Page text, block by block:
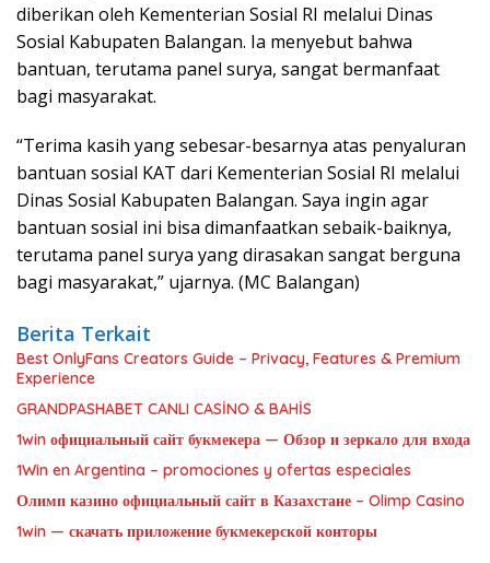
diberikan oleh Kementerian Sosial RI melalui Dinas
Sosial Kabupaten Balangan. Ia menyebut bahwa
bantuan, terutama panel surya, sangat bermanfaat
bagi masyarakat.
“Terima kasih yang sebesar-besarnya atas penyaluran
bantuan sosial KAT dari Kementerian Sosial RI melalui
Dinas Sosial Kabupaten Balangan. Saya ingin agar
bantuan sosial ini bisa dimanfaatkan sebaik-baiknya,
terutama panel surya yang dirasakan sangat berguna
bagi masyarakat,” ujarnya. (MC Balangan)
Berita Terkait
Best OnlyFans Creators Guide – Privacy, Features & Premium
Experience
GRANDPASHABET CANLI CASİNO & BAHİS
1win официальный сайт букмекера — Обзор и зеркало для входа
1Win en Argentina – promociones y ofertas especiales
Олимп казино официальный сайт в Казахстане – Olimp Casino
1win — скачать приложение букмекерской конторы